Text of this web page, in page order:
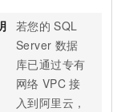
若您的 SQL
Server 数据
库已通过专有
网络 VPC 接
入到阿里云，